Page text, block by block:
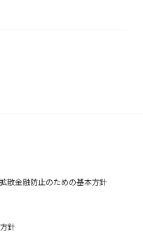
散金融防止のための基本方針
針